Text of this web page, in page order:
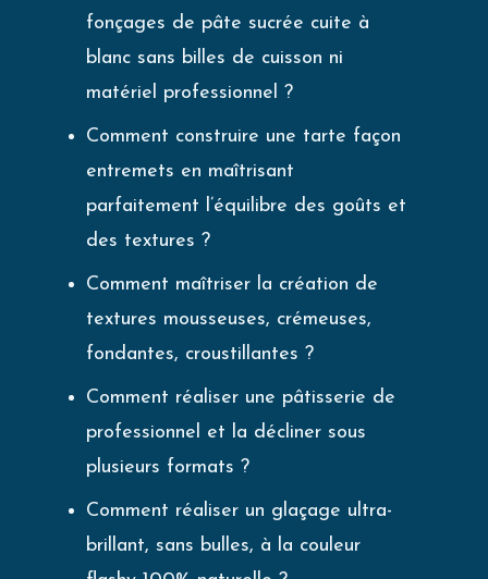
fonçages de pâte sucrée cuite à
blanc sans billes de cuisson ni
matériel professionnel ?
Comment construire une tarte façon
entremets en maîtrisant
parfaitement l’équilibre des goûts et
des textures ?
Comment maîtriser la création de
textures mousseuses, crémeuses,
fondantes, croustillantes ?
Comment réaliser une pâtisserie de
professionnel et la décliner sous
plusieurs formats ?
Comment réaliser un glaçage ultra-
brillant, sans bulles, à la couleur